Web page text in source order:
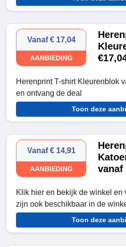
Vanaf € 17,04
AANBIEDING
Herenprint T-shirt Kleurenblok
en ontvang de deal
Toon deze
Vanaf € 14,91
AANBIEDING
vanaf
Klik hier en bekijk de winkel en
zijn ook beschikbaar in de
Toon deze